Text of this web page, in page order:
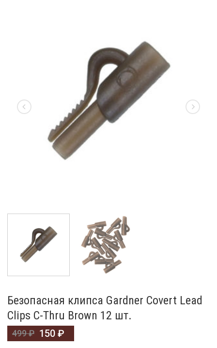
Безопасная клипса Gardner Covert Lead
Clips C-Thru Brown 12 шт.
499₽ 150 ₽